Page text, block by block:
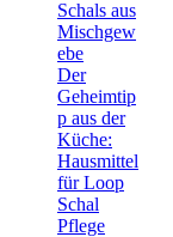
Schals aus
Mischgew
ebe
Der
Geheimtip
p aus der
Küche:
Hausmittel
für Loop
Schal
Pflege